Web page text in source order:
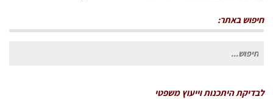
חיפוש באתר:
חיפוש
לבדיקת היתכנות וייעוץ משפטי